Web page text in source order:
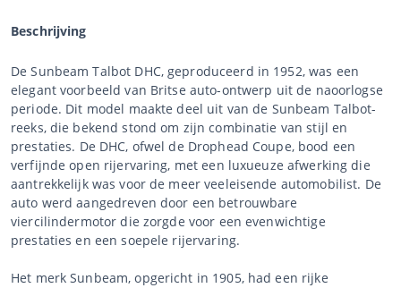
Beschrijving
De Sunbeam Talbot DHC, geproduceerd in 1952, was een
elegant voorbeeld van Britse auto-ontwerp uit de naoorlogse
periode. Dit model maakte deel uit van de Sunbeam Talbot-
reeks, die bekend stond om zijn combinatie van stijl en
prestaties. De DHC, ofwel de Drophead Coupe, bood een
verfijnde open rijervaring, met een luxueuze afwerking die
aantrekkelijk was voor de meer veeleisende automobilist. De
auto werd aangedreven door een betrouwbare
viercilindermotor die zorgde voor een evenwichtige
prestaties en een soepele rijervaring.
Het merk Sunbeam, opgericht in 1905, had een rijke